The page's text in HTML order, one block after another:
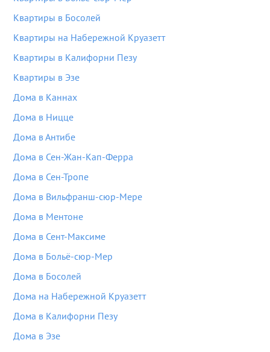
Квартиры в Босолей
Квартиры на Набережной Круазетт
Квартиры в Калифорни Пезу
Квартиры в Эзе
Дома в Каннах
Дома в Ницце
Дома в Антибе
Дома в Сен-Жан-Кап-Ферра
Дома в Сен-Тропе
Дома в Вильфранш-сюр-Мере
Дома в Ментоне
Дома в Сент-Максиме
Дома в Больё-сюр-Мер
Дома в Босолей
Дома на Набережной Круазетт
Дома в Калифорни Пезу
Дома в Эзе